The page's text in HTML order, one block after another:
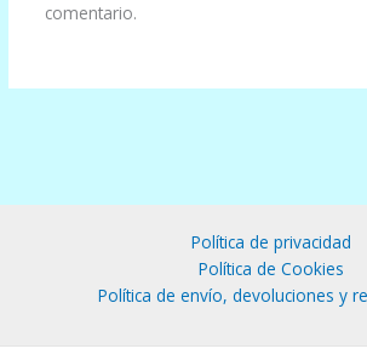
comentario.
Política de privacidad
Política de Cookies
Política de envío, devoluciones y